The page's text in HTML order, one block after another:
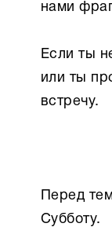
нами
Если ты
или ты
встречу.
Перед
Субботу.